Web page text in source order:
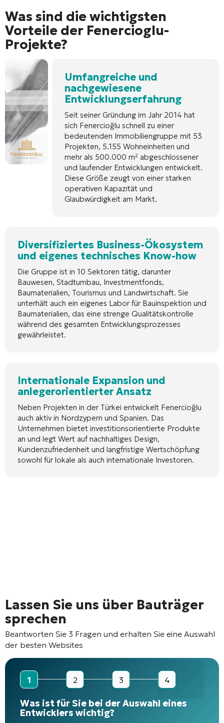
Was sind die wichtigsten
Vorteile der Fenercioglu-
Projekte?
Umfangreiche und
nachgewiesene
Entwicklungserfahrung
Seit seiner Gründung im Jahr 2014 hat
sich Fenercioğlu schnell zu einer
bedeutenden Immobiliengruppe mit 53
Projekten, 5.155 Wohneinheiten und
mehr als 500.000 m² abgeschlossener
und laufender Entwicklungen entwickelt.
Diese Größe zeugt von einer starken
operativen Kapazität und
Glaubwürdigkeit am Markt.
Diversifiziertes Business-Ökosystem
und eigenes technisches Know-how
Die Gruppe ist in 10 Sektoren tätig, darunter
Bauwesen, Stadtumbau, Investmentfonds,
Baumaterialien, Tourismus und Landwirtschaft. Sie
unterhält auch ein eigenes Labor für Bauinspektion und
Baumaterialien, das eine strenge Qualitätskontrolle
während des gesamten Entwicklungsprozesses
gewährleistet.
Internationale Expansion und
anlegerorientierter Ansatz
Neben Projekten in der Türkei entwickelt Fenercioğlu
auch aktiv in Nordzypern und Spanien. Das
Unternehmen bietet investitionsorientierte Produkte
an und legt Wert auf nachhaltiges Design,
Kundenzufriedenheit und langfristige Wertschöpfung
sowohl für lokale als auch internationale Investoren.
Lassen Sie uns über Bauträger
sprechen
Beantworten Sie 3 Fragen und erhalten Sie eine Auswahl
der besten Websites
1 2 3 4
Was ist für Sie bei der Auswahl eines
Entwicklers wichtig?